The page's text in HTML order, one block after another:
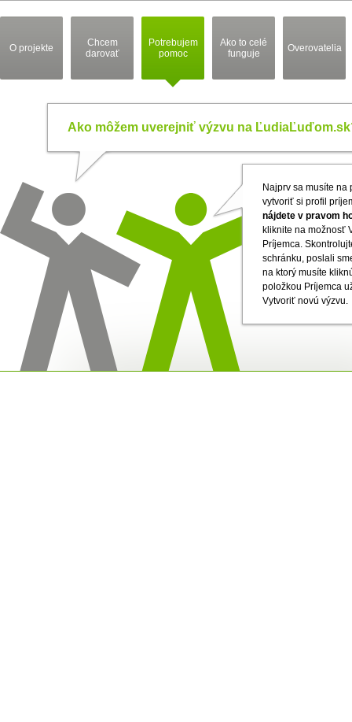
O projekte
Chcem
darovať
Potrebujem
pomoc
Ako to celé
funguje
Overovatelia
Ako môžem uverejniť výzvu na
Najprv sa musíte
vytvoriť si profil
nájdete v pravom
kliknite na možnosť
Príjemca.
schránku, poslali
na ktorý musíte
položkou Príjemca
Vytvoriť novú výzvu.